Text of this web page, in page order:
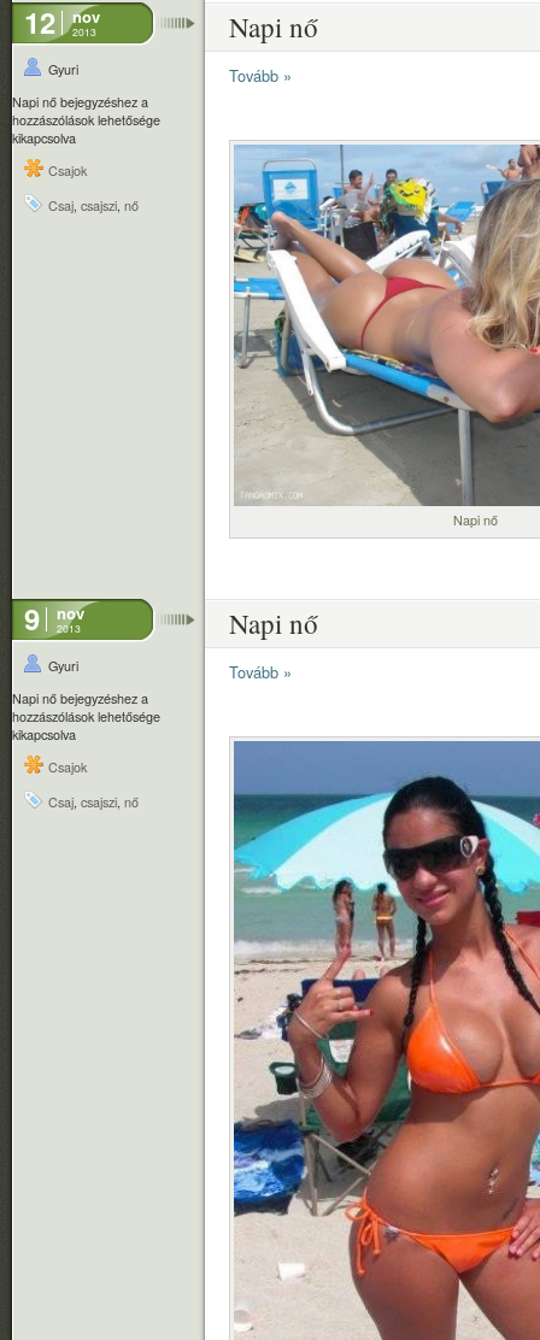
12 nov
2013
Gyuri
Napi nő bejegyzéshez a
hozzászólások lehetősége
kikapcsolva
Csajok
Csaj, csajszi, nő
Napi nő
Tovább »
Napi nő
9 nov
2013
Gyuri
Napi nő bejegyzéshez a
hozzászólások lehetősége
kikapcsolva
Csajok
Csaj, csajszi, nő
Napi nő
Tovább »